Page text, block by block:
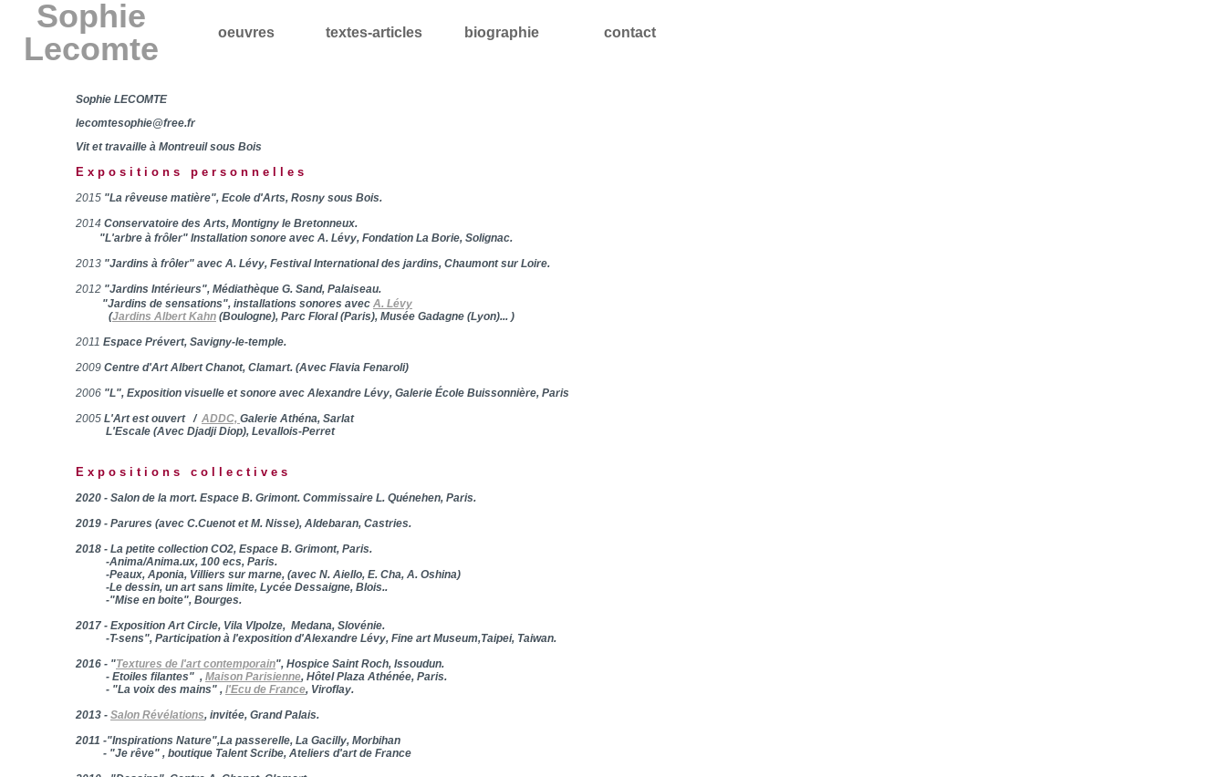
Sophie
Lecomte
oeuvres textes-articles biographie contact
Sophie LECOMTE
lecomtesophie@free.fr
Vit et travaille à Montreuil sous Bois
Expositions personnelles
2015 "La rêveuse matière", Ecole d'Arts, Rosny sous Bois.
2014 Conservatoire des Arts, Montigny le Bretonneux.
"L'arbre à frôler" Installation sonore avec A. Lévy, Fondation La Borie, Solignac.
2013 "Jardins à frôler" avec A. Lévy, Festival International des jardins, Chaumont sur Loire.
2012 "Jardins Intérieurs", Médiathèque G. Sand, Palaiseau.
"Jardins de sensations", installations sonores avec A. Lévy
(Jardins Albert Kahn (Boulogne), Parc Floral (Paris), Musée Gadagne (Lyon)... )
2011 Espace Prévert, Savigny-le-temple.
2009 Centre d'Art Albert Chanot, Clamart. (Avec Flavia Fenaroli)
2006 "L", Exposition visuelle et sonore avec Alexandre Lévy, Galerie École Buissonnière, Paris
2005 L'Art est ouvert / ADDC, Galerie Athéna, Sarlat
L'Escale (Avec Djadji Diop), Levallois-Perret
Expositions collectives
2020 - Salon de la mort. Espace B. Grimont. Commissaire L. Quénehen, Paris.
2019 - Parures (avec C.Cuenot et M. Nisse), Aldebaran, Castries.
2018 - La petite collection CO2, Espace B. Grimont, Paris.
-Anima/Anima.ux, 100 ecs, Paris.
-Peaux, Aponia, Villiers sur marne, (avec N. Aiello, E. Cha, A. Oshina)
-Le dessin, un art sans limite, Lycée Dessaigne, Blois..
-"Mise en boite", Bourges.
2017 - Exposition Art Circle, Vila VIpolze, Medana, Slovénie.
-T-sens", Participation à l'exposition d'Alexandre Lévy, Fine art Museum,Taipei, Taiwan.
2016 - "Textures de l'art contemporain", Hospice Saint Roch, Issoudun.
- Etoiles filantes" , Maison Parisienne, Hôtel Plaza Athénée, Paris.
- "La voix des mains" , l'Ecu de France, Viroflay.
2013 - Salon Révélations, invitée, Grand Palais.
2011 -"Inspirations Nature",La passerelle, La Gacilly, Morbihan
- "Je rêve" , boutique Talent Scribe, Ateliers d'art de France